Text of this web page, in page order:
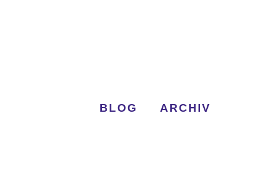
BLOG ARCHIV